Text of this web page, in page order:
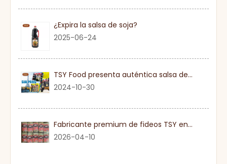
¿Expira la salsa de soja?
2025-06-24
TSY Food presenta auténtica salsa de soja en SIAL PARIS 2024
2024-10-30
Fabricante premium de fideos TSY en Guangdong
2026-04-10